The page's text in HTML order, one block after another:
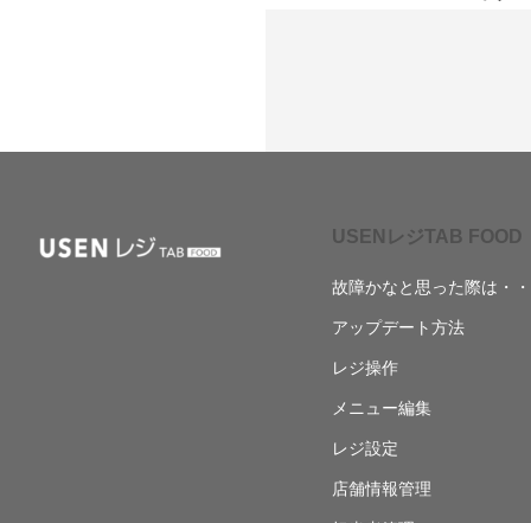
USENレジTAB FOOD
故障かなと思った際は・
アップデート方法
レジ操作
メニュー編集
レジ設定
店舗情報管理